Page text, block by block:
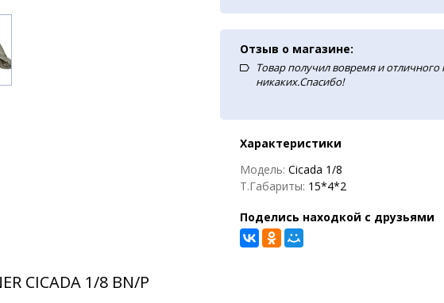
Отзыв о магазине:
Товар получил вовремя и отличного
никаких.Спасибо!
Характеристики
Модель: Cicada 1/8
Т.Габариты: 15*4*2
Поделись находкой с друзьями
CICADA 1/8 BN/P